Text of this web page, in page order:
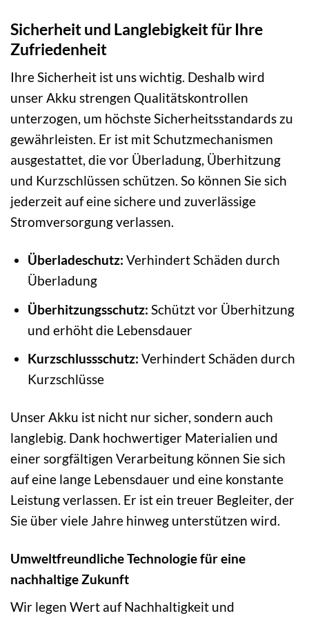
Sicherheit und Langlebigkeit für Ihre
Zufriedenheit
Ihre Sicherheit ist uns wichtig. Deshalb wird
unser Akku strengen Qualitätskontrollen
unterzogen, um höchste Sicherheitsstandards zu
gewährleisten. Er ist mit Schutzmechanismen
ausgestattet, die vor Überladung, Überhitzung
und Kurzschlüssen schützen. So können Sie sich
jederzeit auf eine sichere und zuverlässige
Stromversorgung verlassen.
Überladeschutz: Verhindert Schäden durch
Überladung
Überhitzungsschutz: Schützt vor Überhitzung
und erhöht die Lebensdauer
Kurzschlussschutz: Verhindert Schäden durch
Kurzschlüsse
Unser Akku ist nicht nur sicher, sondern auch
langlebig. Dank hochwertiger Materialien und
einer sorgfältigen Verarbeitung können Sie sich
auf eine lange Lebensdauer und eine konstante
Leistung verlassen. Er ist ein treuer Begleiter, der
Sie über viele Jahre hinweg unterstützen wird.
Umweltfreundliche Technologie für eine
nachhaltige Zukunft
Wir legen Wert auf Nachhaltigkeit und